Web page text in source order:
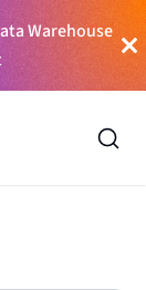
Warehouse